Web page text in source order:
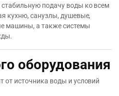
подачу воды ко всем
кухню, санузлы, душевые,
машины, а также системы
оборудования
от источника воды и условий